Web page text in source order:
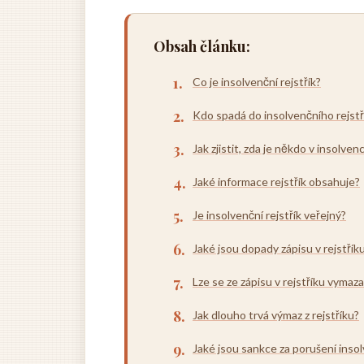
Obsah článku:
Co je insolvenční rejstřík?
Kdo spadá do insolvenčního
Jak zjistit, zda je někdo v
Jaké informace rejstřík obsahuje?
Je insolvenční rejstřík veřejný?
Jaké jsou dopady zápisu v
Lze se ze zápisu v rejstříku
Jak dlouho trvá výmaz z rejstříku?
Jaké jsou sankce za porušení